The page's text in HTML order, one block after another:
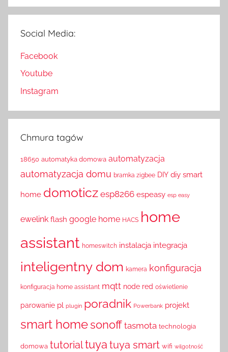
Social Media:
Facebook
Youtube
Instagram
Chmura tagów
18650 automatyka domowa automatyzacja
automatyzacja domu bramka zigbee DIY diy smart
home domoticz esp8266 espeasy esp easy
ewelink flash google home HACS home
assistant homeswitch instalacja integracja
inteligentny dom kamera konfiguracja
konfiguracja home assistant mqtt node red oświetlenie
parowanie pl plugin poradnik Powerbank projekt
smart home sonoff tasmota technologia
domowa tutorialtuya tuya smart wifi wilgotność